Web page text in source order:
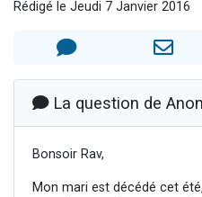
2
8 personnes
Rédigé le Jeudi 7 Janvier 2016
La question de
Bonsoir Rav,
Mon mari est décédé cet